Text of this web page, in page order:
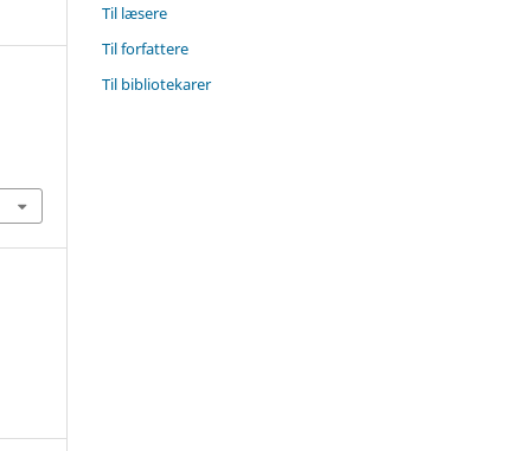
Til læsere
Til forfattere
Til bibliotekarer